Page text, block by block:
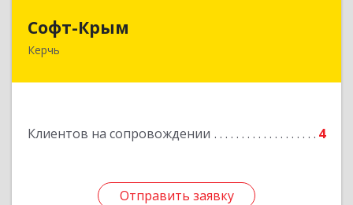
Софт-Крым
Керчь
Клиентов на сопровождении 4
Отправить заявку
Республика Калмыкия, г. Элиста, ул. Губаревича,
Отправить заявку